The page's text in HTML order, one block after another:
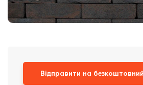
Клінкерная плитка
Будівельні суміші
Відправити на